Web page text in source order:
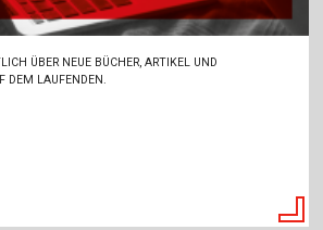
ÜBER NEUE BÜCHER, ARTIKEL UND
DEM LAUFENDEN.